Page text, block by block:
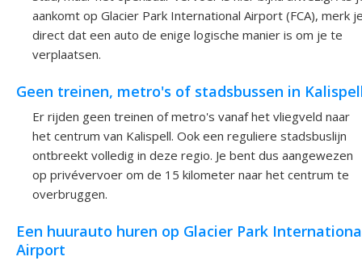
aankomt op Glacier Park International Airport (FCA), merk
direct dat een auto de enige logische manier is om je te
verplaatsen.
Geen treinen, metro's of stadsbussen in
Er rijden geen treinen of metro's vanaf het vliegveld naar
het centrum van Kalispell. Ook een reguliere stadsbuslijn
ontbreekt volledig in deze regio. Je bent dus aangewezen
op privévervoer om de 15 kilometer naar het centrum te
overbruggen.
Een huurauto huren op Glacier Park
Airport